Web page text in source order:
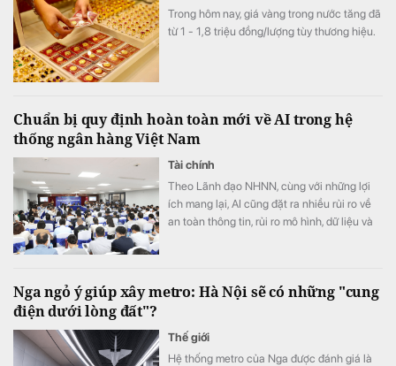
Trong hôm nay, giá vàng trong nước tăng đã
từ 1 - 1,8 triệu đồng/lượng tùy thương hiệu.
Chuẩn bị quy định hoàn toàn mới về AI trong hệ
thống ngân hàng Việt Nam
Tài chính
Theo Lãnh đạo NHNN, cùng với những lợi
ích mang lại, AI cũng đặt ra nhiều rủi ro về
an toàn thông tin, rủi ro mô hình, dữ liệu và
Nga ngỏ ý giúp xây metro: Hà Nội sẽ có những "cung
điện dưới lòng đất"?
Thế giới
Hệ thống metro của Nga được đánh giá là